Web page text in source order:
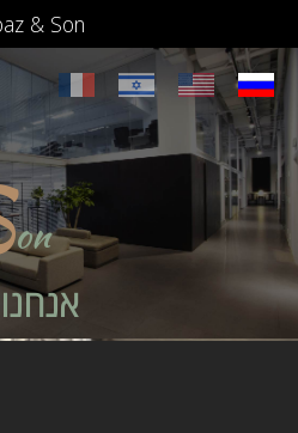
& Son
on